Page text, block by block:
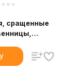
сращенные